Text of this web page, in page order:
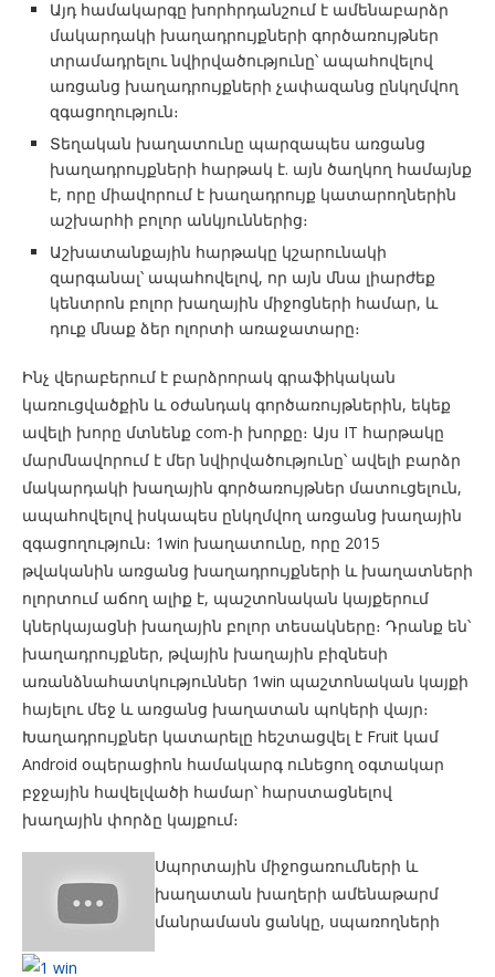
Այդ համակարգը խորհրդանշում է ամենաբարձր
մակարդակի խաղադրույքների գործառույթներ
տրամադրելու նվիրվածությունը՝ ապահովելով
առցանց խաղադրույքների չափազանց ընկղմվող
զգացողություն։
Տեղական խաղատունը պարզապես առցանց
խաղադրույքների հարթակ է. այն ծաղկող համայնք
է, որը միավորում է խաղադրույք կատարողներին
աշխարհի բոլոր անկյուններից։
Աշխատանքային հարթակը կշարունակի
զարգանալ՝ ապահովելով, որ այն մնա լիարժեք
կենտրոն բոլոր խաղային միջոցների համար, և
դուք մնաք ձեր ոլորտի առաջատարը։
Ինչ վերաբերում է բարձրորակ գրաֆիկական
կառուցվածքին և օժանդակ գործառույթներին, եկեք
ավելի խորը մտնենք com-ի խորքը։ Այս IT հարթակը
մարմնավորում է մեր նվիրվածությունը՝ ավելի բարձր
մակարդակի խաղային գործառույթներ մատուցելուն,
ապահովելով իսկապես ընկղմվող առցանց խաղային
զգացողություն։ 1win խաղատունը, որը 2015
թվականին առցանց խաղադրույքների և խաղատների
ոլորտում աճող ալիք է, պաշտոնական կայքերում
կներկայացնի խաղային բոլոր տեսակները։ Դրանք են՝
խաղադրույքներ, թվային խաղային բիզնեսի
առանձնահատկություններ 1win պաշտոնական կայքի
հայելու մեջ և առցանց խաղատան պոկերի վայր։
Խաղադրույքներ կատարելը հեշտացվել է Fruit կամ
Android օպերացիոն համակարգ ունեցող օգտակար
բջջային հավելվածի համար՝ հարստացնելով
խաղային փորձը կայքում։
Սպորտային միջոցառումների և
խաղատան խաղերի ամենաթարմ
մանրամասն ցանկը, սպառողների